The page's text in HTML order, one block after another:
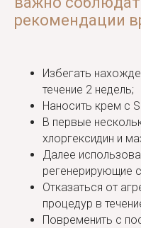
рекомендации
Избегать
течение 2 недель;
Наносить крем с
В первые
хлоргексидин и
Далее
регенерирующие
Отказаться от
процедур в
Повременить с